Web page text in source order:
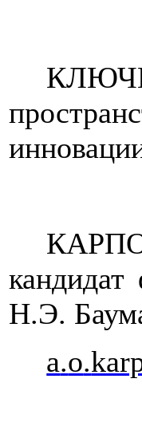
кандидат
Н.Э.
a.o.